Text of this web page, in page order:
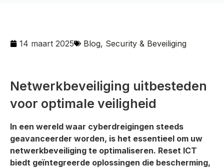
14 maart 2025 Blog, Security & Beveiliging
Netwerkbeveiliging uitbesteden
voor optimale veiligheid
In een wereld waar cyberdreigingen steeds
geavanceerder worden, is het essentieel om uw
netwerkbeveiliging te optimaliseren. Reset ICT
biedt geïntegreerde oplossingen die bescherming,